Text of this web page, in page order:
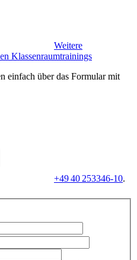
Weitere
Klassenraumtrainings
einfach über das Formular mit
+49 40 253346-10.